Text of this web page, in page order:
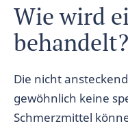
Wie wird
behandelt?
Die nicht
gewöhnlich keine
Schmerzmittel